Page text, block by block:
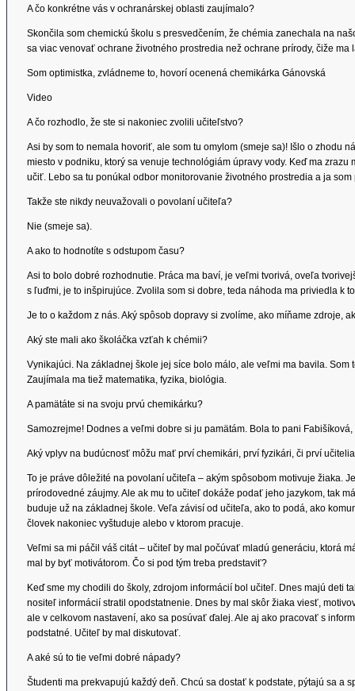
A čo konkrétne vás v ochranárskej oblasti zaujímalo?
Skončila som chemickú školu s presvedčením, že chémia zanechala na
sa viac venovať ochrane životného prostredia než ochrane prírody, čiže ma
Som optimistka, zvládneme to, hovorí ocenená chemikárka Gánovská
Video
A čo rozhodlo, že ste si nakoniec zvolili učiteľstvo?
Asi by som to nemala hovoriť, ale som tu omylom (smeje sa)! Išlo o zhodu
miesto v podniku, ktorý sa venuje technológiám úpravy vody. Keď ma
učiť. Lebo sa tu ponúkal odbor monitorovanie životného prostredia a ja
Takže ste nikdy neuvažovali o povolaní učiteľa?
Nie (smeje sa).
A ako to hodnotíte s odstupom času?
Asi to bolo dobré rozhodnutie. Práca ma baví, je veľmi tvorivá, oveľa
s ľuďmi, je to inšpirujúce. Zvolila som si dobre, teda náhoda ma priviedla k
Je to o každom z nás. Aký spôsob dopravy si zvolíme, ako míňame zdroje,
Aký ste mali ako školáčka vzťah k chémii?
Vynikajúci. Na základnej škole jej síce bolo málo, ale veľmi ma bavila.
Zaujímala ma tiež matematika, fyzika, biológia.
A pamätáte si na svoju prvú chemikárku?
Samozrejme! Dodnes a veľmi dobre si ju pamätám. Bola to pani
Aký vplyv na budúcnosť môžu mať prví chemikári, prví fyzikári, či prví
To je práve dôležité na povolaní učiteľa – akým spôsobom motivuje žiaka.
prírodovedné záujmy. Ale ak mu to učiteľ dokáže podať jeho jazykom, tak
buduje už na základnej škole. Veľa závisí od učiteľa, ako to podá, ako
človek nakoniec vyštuduje alebo v ktorom pracuje.
Veľmi sa mi páčil váš citát – učiteľ by mal počúvať mladú generáciu, ktorá
mal by byť motivátorom. Čo si pod tým treba predstaviť?
Keď sme my chodili do školy, zdrojom informácií bol učiteľ. Dnes majú deti
nositeľ informácií stratil opodstatnenie. Dnes by mal skôr žiaka viesť,
ale v celkovom nastavení, ako sa posúvať ďalej. Ale aj ako pracovať s
podstatné. Učiteľ by mal diskutovať.
A aké sú to tie veľmi dobré nápady?
Študenti ma prekvapujú každý deň. Chcú sa dostať k podstate, pýtajú sa a